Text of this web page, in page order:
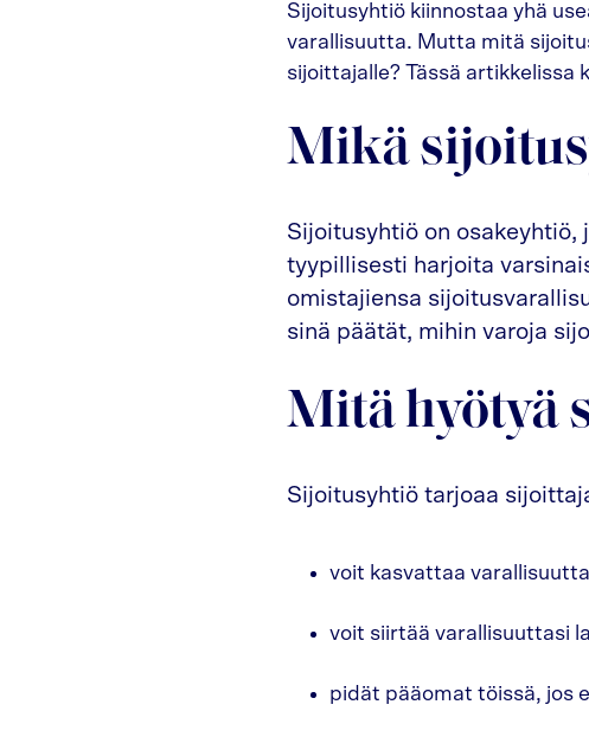
Sijoitusyhtiö kiinnostaa yhä
varallisuutta. Mutta mitä
sijoittajalle? Tässä artikkelissa
Mikä
Sijoitusyhtiö on osakeyhtiö,
tyypillisesti harjoita
omistajiensa
sinä päätät, mihin varoja
Mitä hyötyä
Sijoitusyhtiö tarjoaa
voit kasvattaa
voit siirtää varallisuuttasi
pidät pääomat töissä, jos